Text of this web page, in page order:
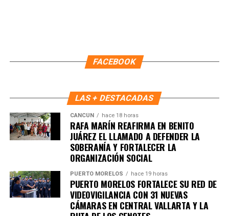
Unirme al canal de WhatsApp
FACEBOOK
LAS + DESTACADAS
CANCÚN hace 18 horas
RAFA MARÍN REAFIRMA EN BENITO
JUÁREZ EL LLAMADO A DEFENDER LA
SOBERANÍA Y FORTALECER LA
ORGANIZACIÓN SOCIAL
PUERTO MORELOS hace 19 horas
PUERTO MORELOS FORTALECE SU RED DE
VIDEOVIGILANCIA CON 31 NUEVAS
CÁMARAS EN CENTRAL VALLARTA Y LA